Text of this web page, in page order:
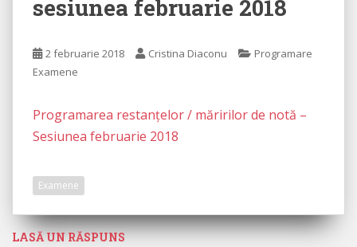
sesiunea februarie 2018
2 februarie 2018 Cristina Diaconu
Programare
Examene
Programarea restanțelor / măririlor de notă –
Sesiunea februarie 2018
Examene
LASĂ UN RĂSPUNS